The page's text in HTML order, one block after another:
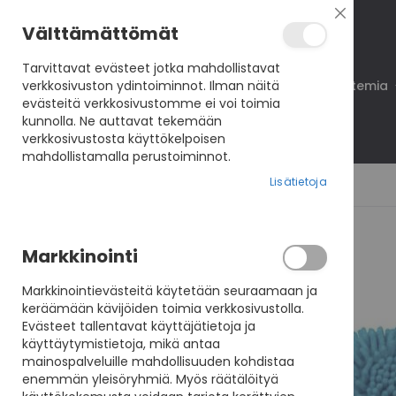
Koulutukset VisioNet VisioAkatemia
to
end
of
the
images
gallery
Sulje
Välttämättömät
Tarvittavat evästeet jotka mahdollistavat
verkkosivuston ydintoiminnot. Ilman näitä
evästeitä verkkosivustomme ei voi toimia
kunnolla. Ne auttavat tekemään
verkkosivustosta käyttökelpoisen
mahdollistamalla perustoiminnot.
Lisätietoja
Markkinointi
Markkinointievästeitä käytetään seuraamaan ja
keräämään kävijöiden toimia verkkosivustolla.
Evästeet tallentavat käyttäjätietoja ja
käyttäytymistietoja, mikä antaa
mainospalveluille mahdollisuuden kohdistaa
enemmän yleisöryhmiä. Myös räätälöityä